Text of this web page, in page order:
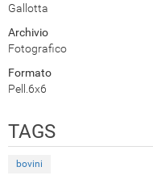
Gallotta
Archivio
Fotografico
Formato
Pell.6x6
TAGS
bovini